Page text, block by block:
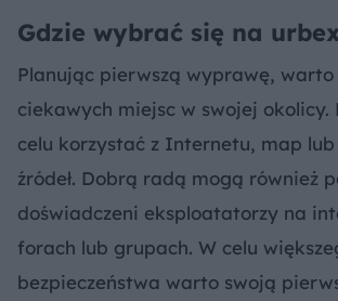
Gdzie wybrać się na
Planując pierwszą wyprawę, warto
ciekawych miejsc w swojej okolicy.
celu korzystać z Internetu, map
źródeł. Dobrą radą mogą również
doświadczeni eksploatatorzy na
forach lub grupach. W celu
bezpieczeństwa warto swoją